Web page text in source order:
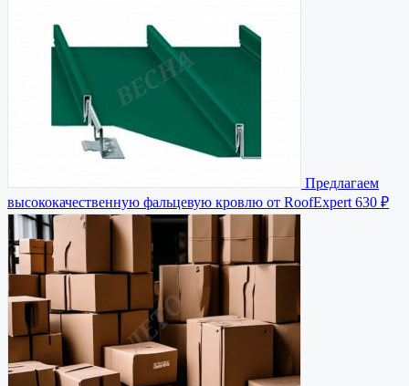
Предлагаем
высококачественную фальцевую кровлю от RoofExpert 630 ₽